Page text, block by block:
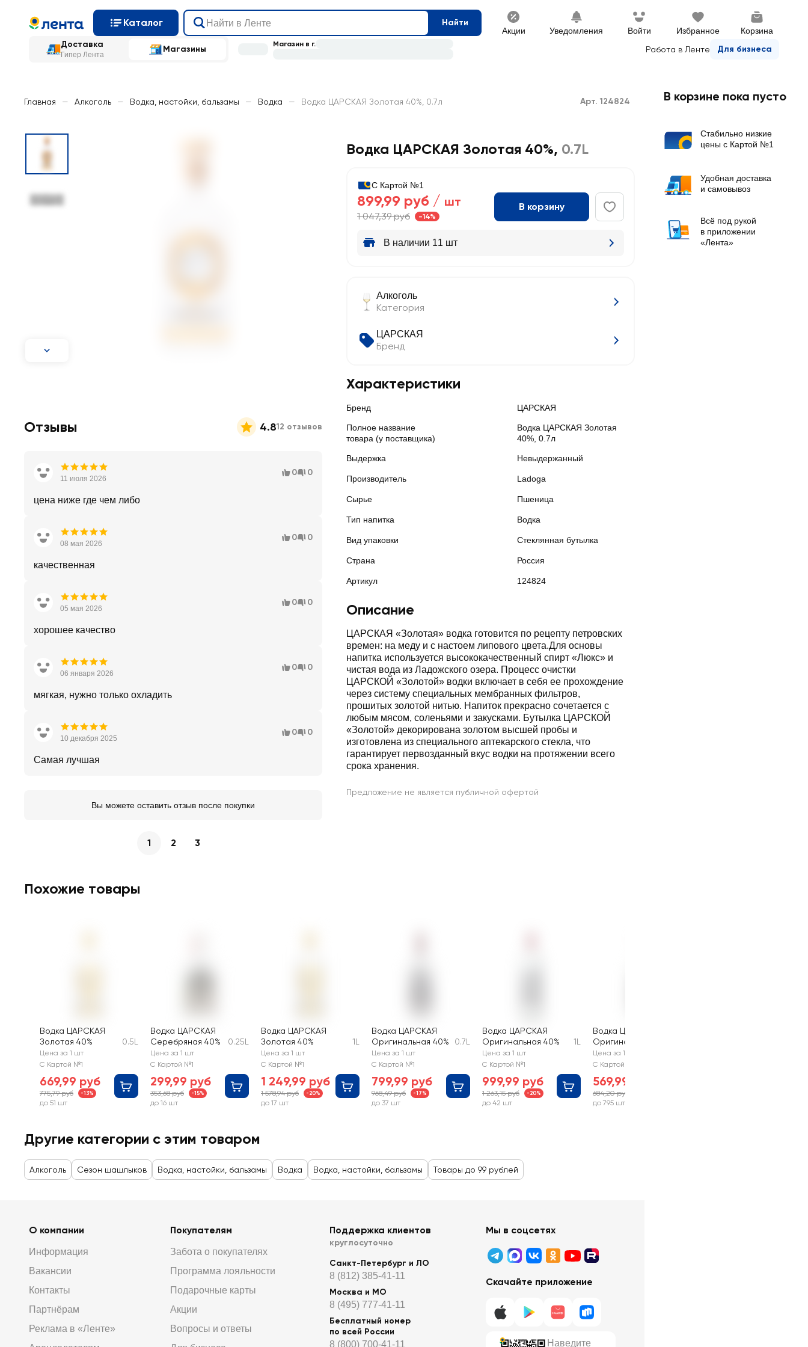
Каталог Найти
Акции Уведомления Войти Избранное Корзина
Доставка
Гипер Лента
Магазины Работа в Ленте Для бизнеса
Магазин в г.
Главная — Алкоголь — Водка, настойки, бальзамы — Водка — Водка ЦАРСКАЯ Золотая 40%, 0.7л Арт. 124824
Водка ЦАРСКАЯ Золотая 40%, 0.7L
С Картой №1
899,99 руб / шт
1 047,39 руб -14%
В корзину
В наличии 11 шт
Алкоголь
Категория
ЦАРСКАЯ
Бренд
Характеристики
Бренд ЦАРСКАЯ
Полное название
товара (у поставщика)
Водка ЦАРСКАЯ Золотая
40%, 0.7л
Выдержка Невыдержанный
Производитель Ladoga
Сырье Пшеница
Тип напитка Водка
Вид упаковки Стеклянная бутылка
Страна Россия
Артикул 124824
Описание
ЦАРСКАЯ «Золотая» водка готовится по рецепту петровских
времен: на меду и с настоем липового цвета.Для основы
напитка используется высококачественный спирт «Люкс» и
чистая вода из Ладожского озера. Процесс очистки
ЦАРСКОЙ «Золотой» водки включает в себя ее прохождение
через систему специальных мембранных фильтров,
прошитых золотой нитью. Напиток прекрасно сочетается с
любым мясом, соленьями и закусками. Бутылка ЦАРСКОЙ
«Золотой» декорирована золотом высшей пробы и
изготовлена из специального аптекарского стекла, что
гарантирует первозданный вкус водки на протяжении всего
срока хранения.
Предложение не является публичной офертой
Отзывы 4.812 отзывов
11 июля 2026
0 0
цена ниже где чем либо
08 мая 2026
0 0
качественная
05 мая 2026
0 0
хорошее качество
06 января 2026
0 0
мягкая, нужно только охладить
10 декабря 2025
0 0
Самая лучшая
Вы можете оставить отзыв после покупки
1 2 3
Похожие товары
Водка ЦАРСКАЯ
Золотая 40%
0.5L
Цена за 1 шт
С Картой №1
669,99 руб
775,79 руб -13%
до 51 шт
Водка ЦАРСКАЯ
Серебряная 40%
0.25L
Цена за 1 шт
С Картой №1
299,99 руб
353,68 руб -15%
до 16 шт
Водка ЦАРСКАЯ
Золотая 40%
1L
Цена за 1 шт
С Картой №1
1 249,99 руб
1 578,94 руб -20%
до 17 шт
Водка ЦАРСКАЯ
Оригинальная 40%
0.7L
Цена за 1 шт
С Картой №1
799,99 руб
968,49 руб -17%
до 37 шт
Водка ЦАРСКАЯ
Оригинальная 40%
1L
Цена за 1 шт
С Картой №1
999,99 руб
1 263,15 руб -20%
до 42 шт
Водка ЦАРСКАЯ
Оригинальная 40%
Цена за 1 шт
С Картой №1
569,99 руб
684,20 руб
до 795 шт
Другие категории с этим товаром
Алкоголь Сезон шашлыков Водка, настойки, бальзамы Водка Водка, настойки, бальзамы Товары до 99 рублей
О компании
Информация
Вакансии
Контакты
Партнёрам
Реклама в «Ленте»
Покупателям
Забота о покупателях
Программа лояльности
Подарочные карты
Акции
Вопросы и ответы
Поддержка клиентов
круглосуточно
Санкт-Петербург и ЛО
8 (812) 385-41-11
Москва и МО
8 (495) 777-41-11
Бесплатный номер
по всей России
8 (800) 700-41-11
Мы в соцсетях
Скачайте приложение
Наведите
В корзине пока пусто
Стабильно низкие
цены с Картой №1
Удобная доставка
и самовывоз
Всё под рукой
в приложении
«Лента»